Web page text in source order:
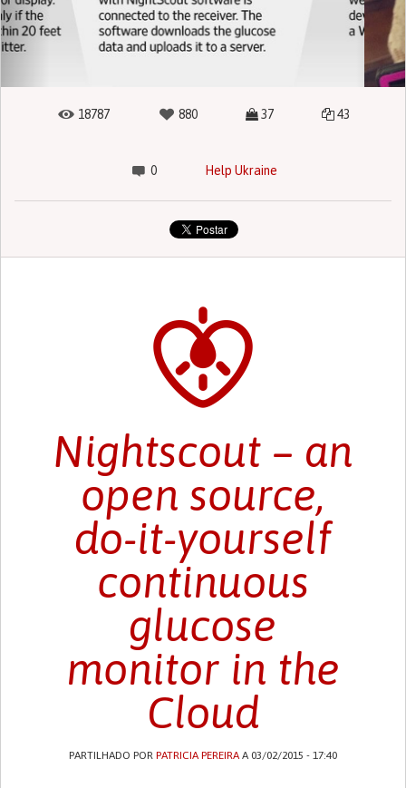
18787 880 37 43
0 Help Ukraine
Nightscout – an
open source,
do-it-yourself
continuous
glucose
monitor in the
Cloud
PARTILHADO POR PATRICIA PEREIRAA 03/02/2015 - 17:40